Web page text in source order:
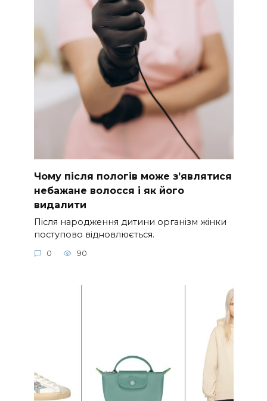
Чому після пологів може з’являтися
небажане волосся і як його
видалити
Після народження дитини організм жінки
поступово відновлюється.
0 90